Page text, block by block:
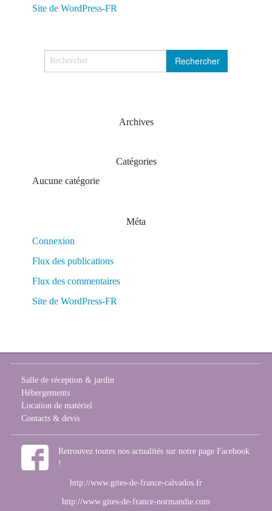
Site de WordPress-FR
Archives
Catégories
Aucune catégorie
Méta
Connexion
Flux des publications
Flux des commentaires
Site de WordPress-FR
Salle de réception & jardin
Hébergements
Location de matériel
Contacts & devis
Retrouvez toutes nos actualités sur notre page Facebook
!
http://www.gites-de-france-calvados.fr
http://www.gites-de-france-normandie.com